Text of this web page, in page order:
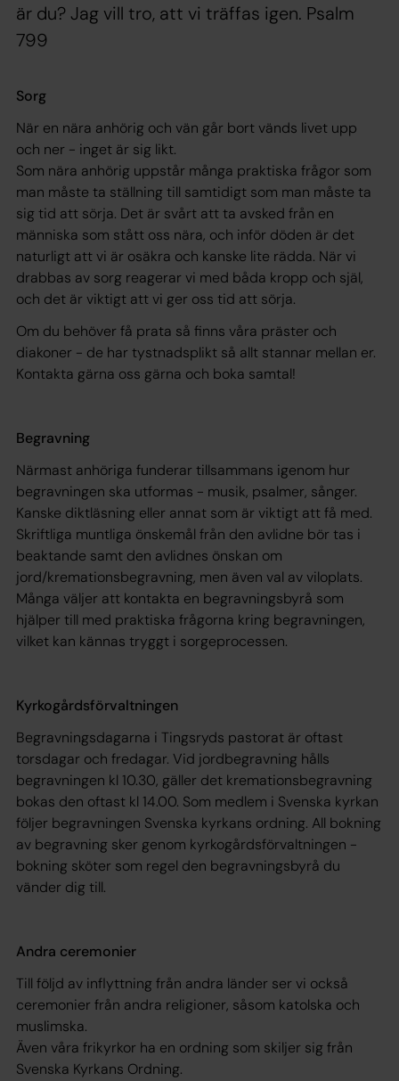
är du? Jag vill tro, att vi träffas igen. Psalm
799
Sorg
När en nära anhörig och vän går bort vänds livet upp
och ner - inget är sig likt.
Som nära anhörig uppstår många praktiska frågor som
man måste ta ställning till samtidigt som man måste ta
sig tid att sörja. Det är svårt att ta avsked från en
människa som stått oss nära, och inför döden är det
naturligt att vi är osäkra och kanske lite rädda. När vi
drabbas av sorg reagerar vi med båda kropp och själ,
och det är viktigt att vi ger oss tid att sörja.
Om du behöver få prata så finns våra präster och
diakoner - de har tystnadsplikt så allt stannar mellan er.
Kontakta gärna oss gärna och boka samtal!
Begravning
Närmast anhöriga funderar tillsammans igenom hur
begravningen ska utformas - musik, psalmer, sånger.
Kanske diktläsning eller annat som är viktigt att få med.
Skriftliga muntliga önskemål från den avlidne bör tas i
beaktande samt den avlidnes önskan om
jord/kremationsbegravning, men även val av viloplats.
Många väljer att kontakta en begravningsbyrå som
hjälper till med praktiska frågorna kring begravningen,
vilket kan kännas tryggt i sorgeprocessen.
Kyrkogårdsförvaltningen
Begravningsdagarna i Tingsryds pastorat är oftast
torsdagar och fredagar. Vid jordbegravning hålls
begravningen kl 10.30, gäller det kremationsbegravning
bokas den oftast kl 14.00. Som medlem i Svenska kyrkan
följer begravningen Svenska kyrkans ordning. All bokning
av begravning sker genom kyrkogårdsförvaltningen -
bokning sköter som regel den begravningsbyrå du
vänder dig till.
Andra ceremonier
Till följd av inflyttning från andra länder ser vi också
ceremonier från andra religioner, såsom katolska och
muslimska.
Även våra frikyrkor ha en ordning som skiljer sig från
Svenska Kyrkans Ordning.